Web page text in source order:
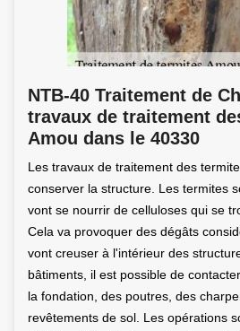
NTB-40 Traitement de
travaux de traitement
Amou dans le 40330
Les travaux de traitement des
conserver la structure. Les termites
vont se nourrir de celluloses qui se
Cela va provoquer des dégâts
vont creuser à l'intérieur des
bâtiments, il est possible de
la fondation, des poutres, des
revêtements de sol. Les opérations